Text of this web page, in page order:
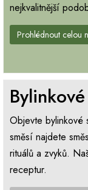
nejkvalitnější
Prohlédnout celou
Objevte bylinkové
směsí najdete
rituálů a zvyků.
receptur.